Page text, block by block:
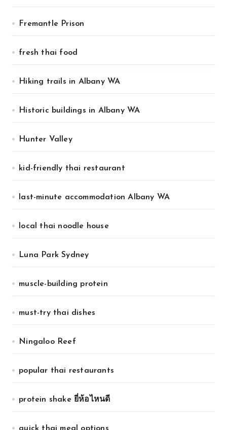
Fremantle Prison
fresh thai food
Hiking trails in Albany WA
Historic buildings in Albany WA
Hunter Valley
kid-friendly thai restaurant
last-minute accommodation Albany WA
local thai noodle house
Luna Park Sydney
muscle-building protein
must-try thai dishes
Ningaloo Reef
popular thai restaurants
protein shake ยี่ห้อไหนดี